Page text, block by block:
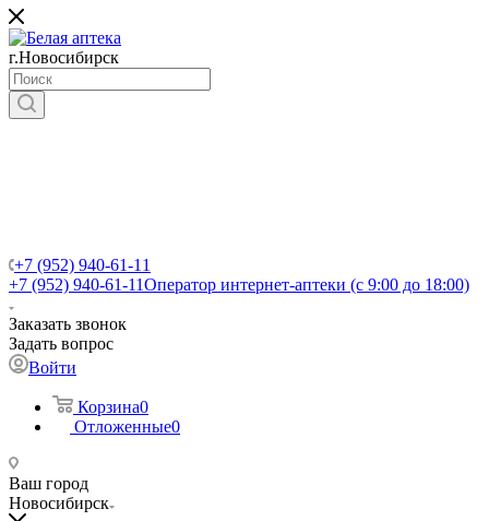
г.Новосибирск
+7 (952) 940-61-11
+7 (952) 940-61-11Оператор интернет-аптеки (с 9:00 до 18:00)
Заказать звонок
Задать вопрос
Войти
Корзина0
Отложенные0
Ваш город
Новосибирск